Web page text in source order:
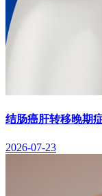
结肠癌肝转移晚期
2026-07-23